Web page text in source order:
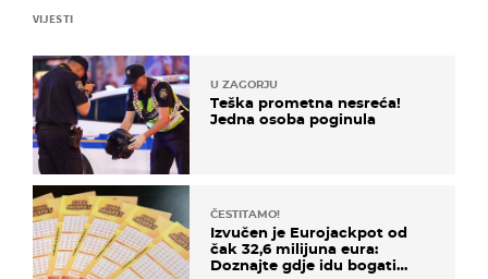
VIJESTI
U ZAGORJU
Teška prometna nesreća!
Jedna osoba poginula
ČESTITAMO!
Izvučen je Eurojackpot od
čak 32,6 milijuna eura:
Doznajte gdje idu bogati